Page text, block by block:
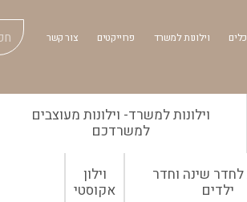
וילונות למשרד פרוייקטים צור קשר
וילונות למשרד- וילונות מעוצבים
למשרדכם
לחדר שינה וחדר
ילדים
וילון
אקוסטי